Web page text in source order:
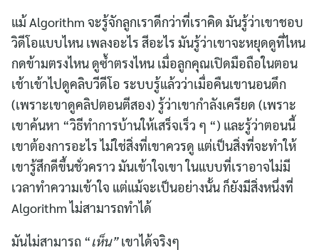
แม้ Algorithm จะรู้จักลูกเราดีกว่าที่เราคิด มันรู้ว่าเขาชอบ
วิดีโอแบบไหน เพลงอะไร สีอะไร มันรู้ว่าเขาจะหยุดดูที่ไหน
กดข้ามตรงไหน ดูซ้ำตรงไหน เมื่อลูกคุณเปิดมือถือในตอน
เช้าเข้าไปดูคลิบวีดีโอ ระบบรู้แล้วว่าเมื่อคืนเขานอนดึก
(เพราะเขาดูคลิปตอนตีสอง) รู้ว่าเขากำลังเครียด (เพราะ
เขาค้นหา “วิธีทำการบ้านให้เสร็จเร็ว ๆ “) และรู้ว่าตอนนี้
เขาต้องการอะไร ไม่ใช่สิ่งที่เขาควรดู แต่เป็นสิ่งที่จะทำให้
เขารู้สึกดีขึ้นชั่วคราว มันเข้าใจเขา ในแบบที่เราอาจไม่มี
เวลาทำความเข้าใจ แต่แม้จะเป็นอย่างนั้น ก็ยังมีสิ่งหนึ่งที่
Algorithm ไม่สามารถทำได้
มันไม่สามารถ “เห็น”เขาได้จริงๆ